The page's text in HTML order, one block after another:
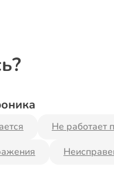
Не работает